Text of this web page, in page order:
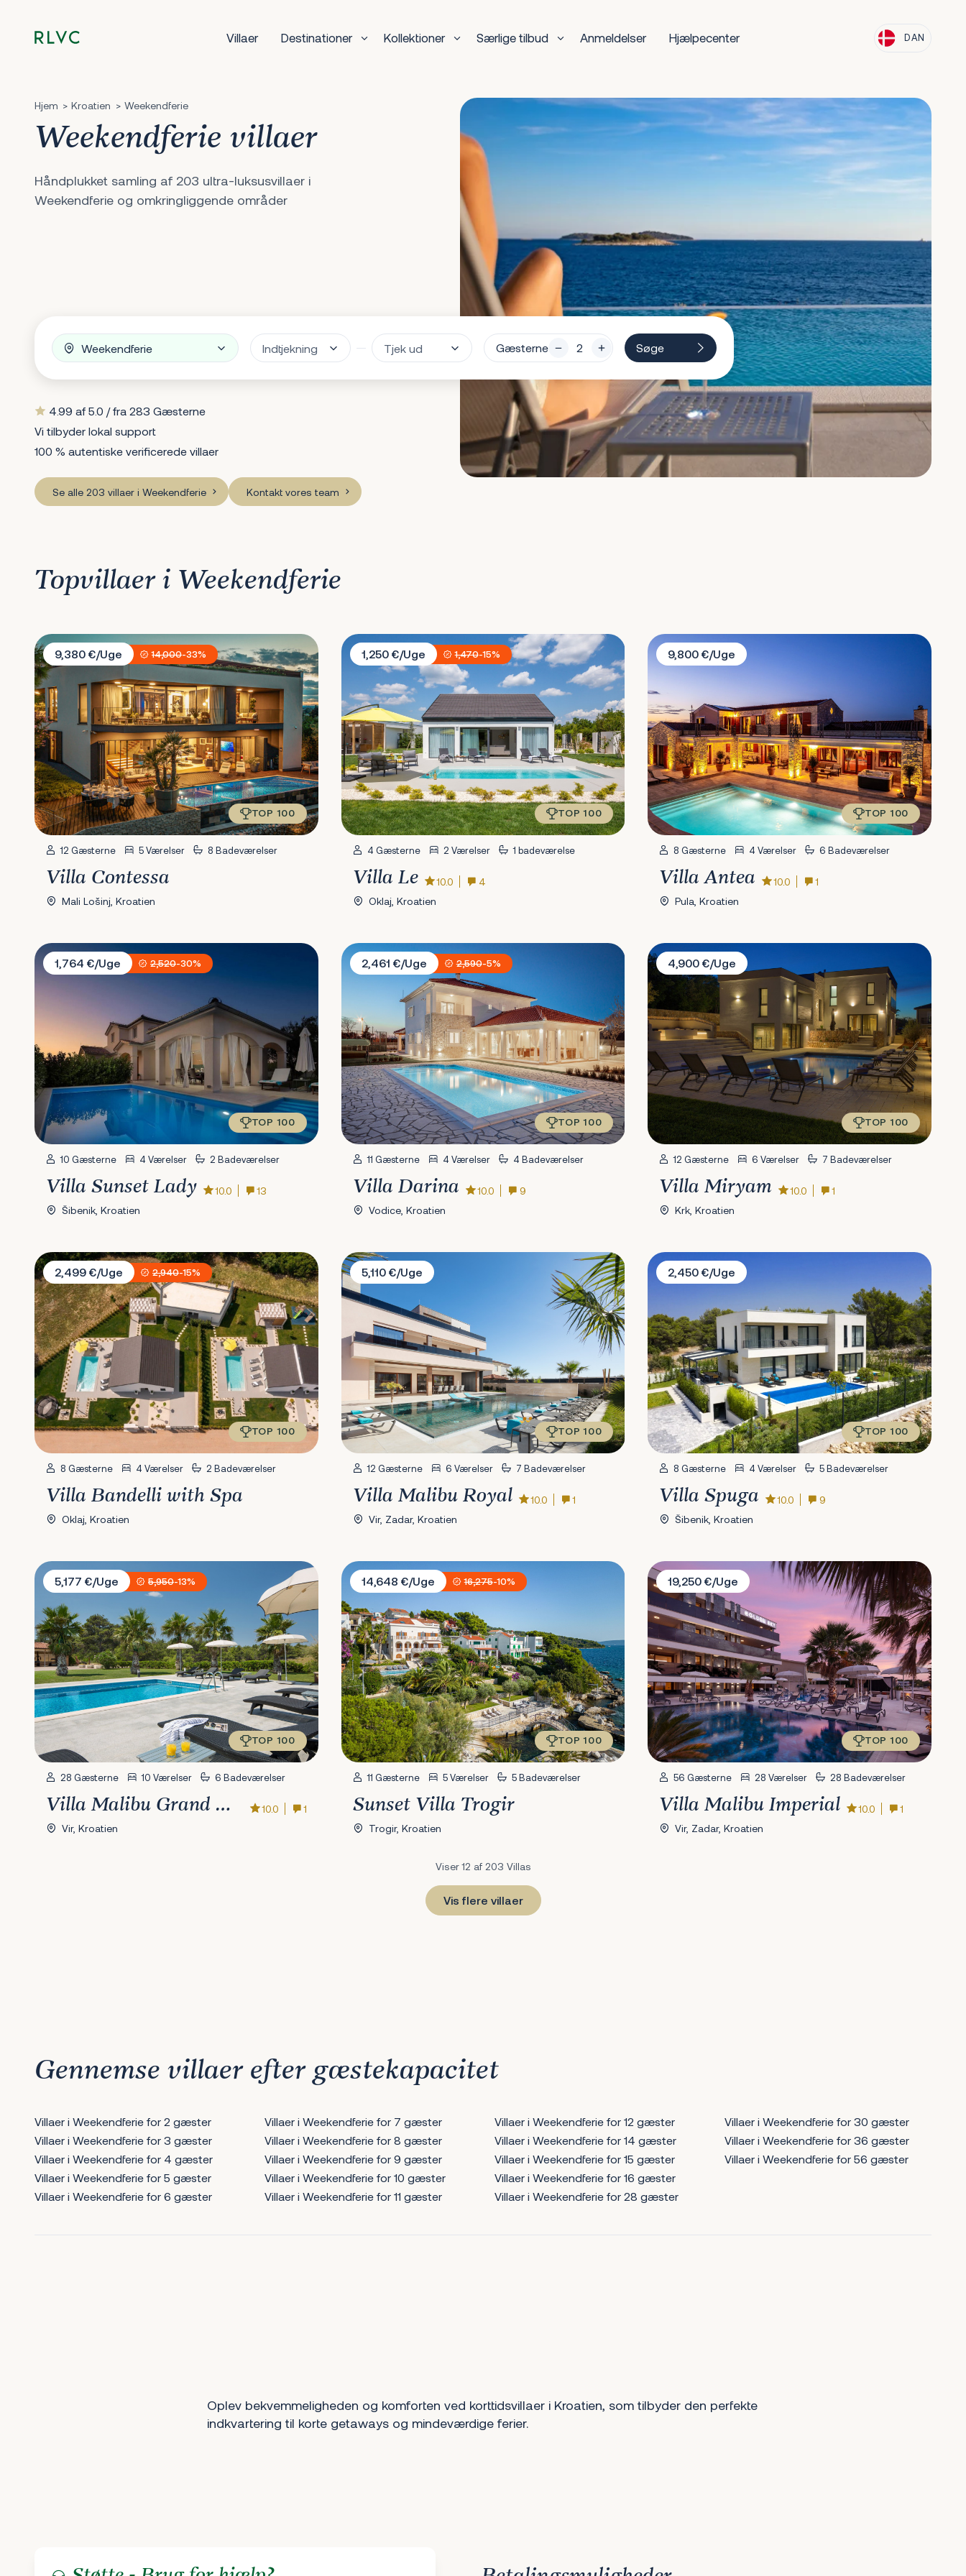
Villaer Destinationer Kollektioner Særlige tilbud Anmeldelser Hjælpecenter DAN
Hjem Kroatien Weekendferie
Weekendferie villaer
Håndplukket samling af 203 ultra-luksusvillaer i
Weekendferie og omkringliggende områder
Gæsterne Søge
4.99 af 5.0 / fra 283 Gæsterne
Vi tilbyder lokal support
100 % autentiske verificerede villaer
Se alle 203 villaer i Weekendferie Kontakt vores team
Topvillaer i Weekendferie
Villa Contessa
9,380 €/Uge
14,000-33%
TOP 100
12 Gæsterne 5 Værelser 8 Badeværelser
Villa Contessa
Mali Lošinj, Kroatien
Villa Le
1,250 €/Uge
1,470-15%
TOP 100
4 Gæsterne 2 Værelser 1 badeværelse
Villa Le 10.0
4
Oklaj, Kroatien
Villa Antea
9,800 €/Uge
TOP 100
8 Gæsterne 4 Værelser 6 Badeværelser
Villa Antea 10.0
1
Pula, Kroatien
Villa Sunset Lady
1,764 €/Uge
2,520-30%
TOP 100
10 Gæsterne 4 Værelser 2 Badeværelser
Villa Sunset Lady 10.0
13
Šibenik, Kroatien
Villa Darina
2,461 €/Uge
2,590-5%
TOP 100
11 Gæsterne 4 Værelser 4 Badeværelser
Villa Darina 10.0
9
Vodice, Kroatien
Villa Miryam
4,900 €/Uge
TOP 100
12 Gæsterne 6 Værelser 7 Badeværelser
Villa Miryam 10.0
1
Krk, Kroatien
Villa Bandelli with Spa
2,499 €/Uge
2,940-15%
TOP 100
8 Gæsterne 4 Værelser 2 Badeværelser
Villa Bandelli with Spa
Oklaj, Kroatien
Villa Malibu Royal
5,110 €/Uge
TOP 100
12 Gæsterne 6 Værelser 7 Badeværelser
Villa Malibu Royal 10.0
1
Vir, Zadar, Kroatien
Villa Spuga
2,450 €/Uge
TOP 100
8 Gæsterne 4 Værelser 5 Badeværelser
Villa Spuga 10.0
9
Šibenik, Kroatien
Villa Malibu Grand Royale
5,177 €/Uge
5,950-13%
TOP 100
28 Gæsterne 10 Værelser 6 Badeværelser
Villa Malibu Grand Royale 10.0
1
Vir, Kroatien
Sunset Villa Trogir
14,648 €/Uge
16,275-10%
TOP 100
11 Gæsterne 5 Værelser 5 Badeværelser
Sunset Villa Trogir
Trogir, Kroatien
Villa Malibu Imperial
19,250 €/Uge
TOP 100
56 Gæsterne 28 Værelser 28 Badeværelser
Villa Malibu Imperial 10.0
1
Vir, Zadar, Kroatien
Viser 12 af 203 Villas
Vis flere villaer
Gennemse villaer efter gæstekapacitet
Villaer i Weekendferie for 2 gæster
Villaer i Weekendferie for 3 gæster
Villaer i Weekendferie for 4 gæster
Villaer i Weekendferie for 5 gæster
Villaer i Weekendferie for 6 gæster
Villaer i Weekendferie for 7 gæster
Villaer i Weekendferie for 8 gæster
Villaer i Weekendferie for 9 gæster
Villaer i Weekendferie for 10 gæster
Villaer i Weekendferie for 11 gæster
Villaer i Weekendferie for 12 gæster
Villaer i Weekendferie for 14 gæster
Villaer i Weekendferie for 15 gæster
Villaer i Weekendferie for 16 gæster
Villaer i Weekendferie for 28 gæster
Villaer i Weekendferie for 30 gæster
Villaer i Weekendferie for 36 gæster
Villaer i Weekendferie for 56 gæster
Oplev bekvemmeligheden og komforten ved korttidsvillaer i Kroatien, som tilbyder den perfekte
indkvartering til korte getaways og mindeværdige ferier.